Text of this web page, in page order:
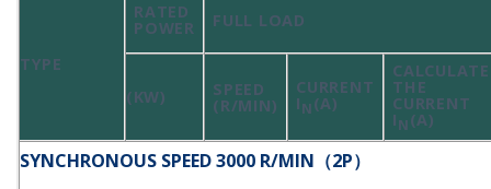
TYPE
RATED
POWER FULL LOAD
(KW) SPEED
(R/MIN)
CURRENT
IN(A)
CALCULATE
THE
CURRENT
IN(A)
SYNCHRONOUS SPEED 3000 R/MIN（2P）